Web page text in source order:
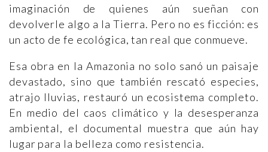
imaginación de quienes aún sueñan con
devolverle algo a la Tierra. Pero no es ficción: es
un acto de fe ecológica, tan real que conmueve.
Esa obra en la Amazonia no solo sanó un paisaje
devastado, sino que también rescató especies,
atrajo lluvias, restauró un ecosistema completo.
En medio del caos climático y la desesperanza
ambiental, el documental muestra que aún hay
lugar para la belleza como resistencia.